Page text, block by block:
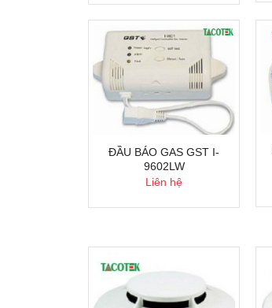
ĐẦU BÁO GAS GST I-
9602LW
Liên hệ